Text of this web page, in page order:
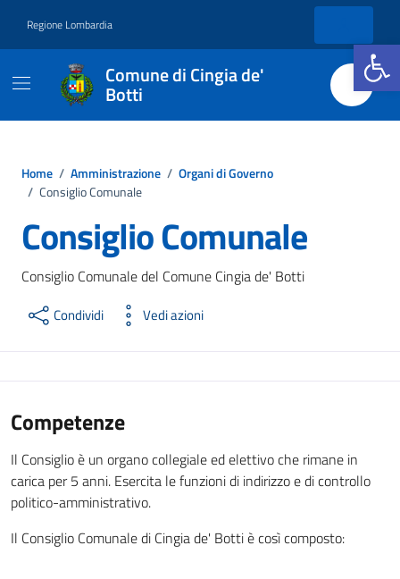
Apri la
Regione Lombardia
Comune di Cingia de'
Botti
Home / Amministrazione / Organi di Governo
/ Consiglio Comunale
Consiglio Comunale
Consiglio Comunale del Comune Cingia de' Botti
Condividi Vedi azioni
Competenze
Il Consiglio è un organo collegiale ed elettivo che rimane in
carica per 5 anni. Esercita le funzioni di indirizzo e di controllo
politico-amministrativo.
Il Consiglio Comunale di Cingia de' Botti è così composto: